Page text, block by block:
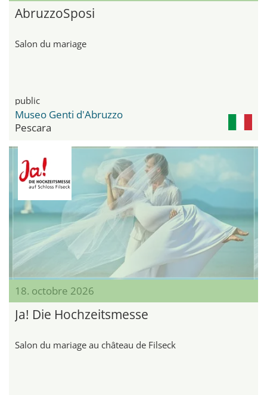
AbruzzoSposi
Salon du mariage
public
Museo Genti d'Abruzzo
Pescara
18. octobre 2026
Ja! Die Hochzeitsmesse
Salon du mariage au château de Filseck